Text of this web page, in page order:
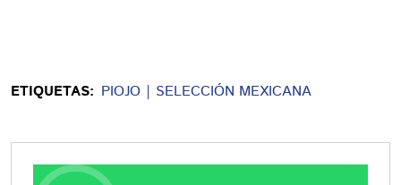
ETIQUETAS: PIOJO SELECCIÓN MEXICANA